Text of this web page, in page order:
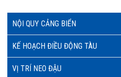
NỘI QUY CẢNG BIỂN
KẾ HOẠCH ĐIỀU ĐỘNG TÀU
VỊ TRÍ NEO ĐẬU